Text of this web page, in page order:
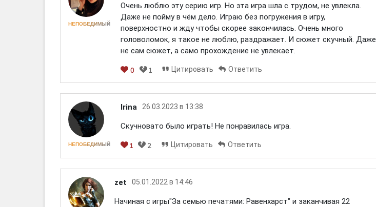
НЕПОБЕДИМЫЙ
Очень люблю эту серию игр. Но эта игра шла с трудом, не увлекла.
Даже не пойму в чём дело. Играю без погружения в игру,
поверхностно и жду чтобы скорее закончилась. Очень много
головоломок, я такое не люблю, раздражает. И сюжет скучный. Даже
не сам сюжет, а само прохождение не увлекает.
0 1 Цитировать Ответить
НЕПОБЕДИМЫЙ
Irina 26.03.2023 в 13:38
Скучновато было играть! Не понравилась игра.
1 2 Цитировать Ответить
zet 05.01.2022 в 14:46
Начиная с игры"За семью печатями: Равенхарст" и заканчивая 22